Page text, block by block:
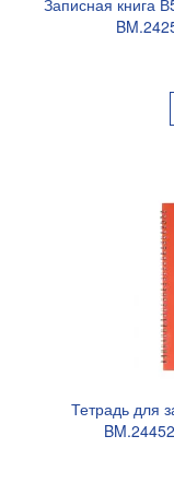
Тетрадь для